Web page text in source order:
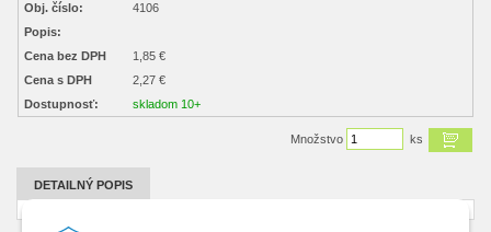
Obj. číslo:
4106
Popis:
Cena bez DPH
1,85 €
Cena s DPH
2,27 €
Dostupnosť:
skladom 10+
Množstvo ks
DETAILNÝ POPIS